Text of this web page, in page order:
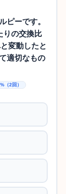
ピーです。
りの交換比
変動したと
適切なもの
（2回）